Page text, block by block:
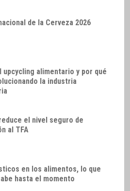
de la Cerveza 2026
upcycling alimentario y por qué
la industria
reduce el nivel seguro de
al TFA
en los alimentos, lo que
hasta el momento